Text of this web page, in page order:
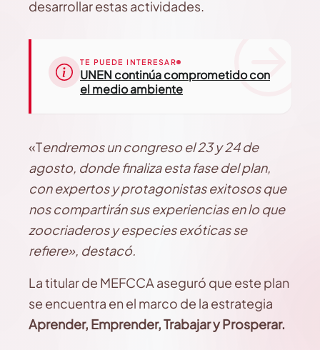
desarrollar estas actividades.
TE PUEDE INTERESAR
UNEN continúa comprometido con
el medio ambiente
«Tendremos un congreso el 23 y 24 de
agosto, donde finaliza esta fase del plan,
con expertos y protagonistas exitosos que
nos compartirán sus experiencias en lo que
zoocriaderos y especies exóticas se
refiere», destacó.
La titular de MEFCCA aseguró que este plan
se encuentra en el marco de la estrategia
Aprender, Emprender, Trabajar y Prosperar.